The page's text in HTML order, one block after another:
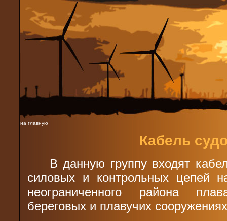
на главную
Кабель
В данную группу входят
силовых и контрольных цепей
неограниченного района
береговых и плавучих